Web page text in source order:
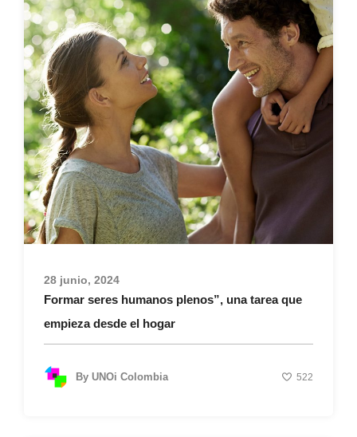
28 junio, 2024
Formar seres humanos plenos”, una tarea que
empieza desde el hogar
By UNOi Colombia 522